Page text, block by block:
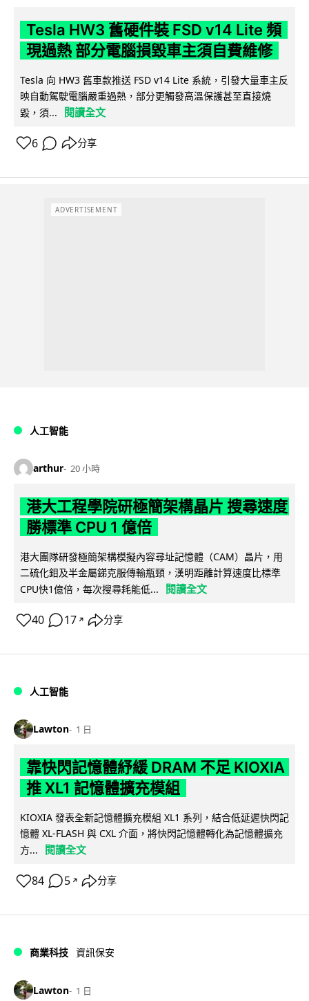
Tesla HW3 舊硬件裝 FSD v14 Lite 頻
現過熱 部分電腦損毀車主須自費維修
Tesla 向 HW3 舊車款推送 FSD v14 Lite 系統，引發大量車主反
映自動駕駛電腦嚴重過熱，部分更觸發高溫保護甚至直接燒
毀，須...
閱讀全文
6 分享
ADVERTISEMENT
人工智能
arthur 20 小時
港大工程學院研極簡架構晶片 搜尋速度
勝標準 CPU 1 億倍
港大團隊研發極簡架構模擬內容尋址記憶體（CAM）晶片，用
二硫化鉬及半金屬銻克服傳輸瓶頸，漢明距離計算速度比標準
CPU快1億倍，每次搜尋耗能低...
閱讀全文
40 17 ↗ 分享
人工智能
Lawton 1 日
靠快閃記憶體紓緩 DRAM 不足 KIOXIA
推 XL1 記憶體擴充模組
KIOXIA 發表全新記憶體擴充模組 XL1 系列，結合低延遲快閃記
憶體 XL-FLASH 與 CXL 介面，將快閃記憶體轉化為記憶體擴充
方...
閱讀全文
84 5 ↗ 分享
商業科技 資訊保安
Lawton 1 日